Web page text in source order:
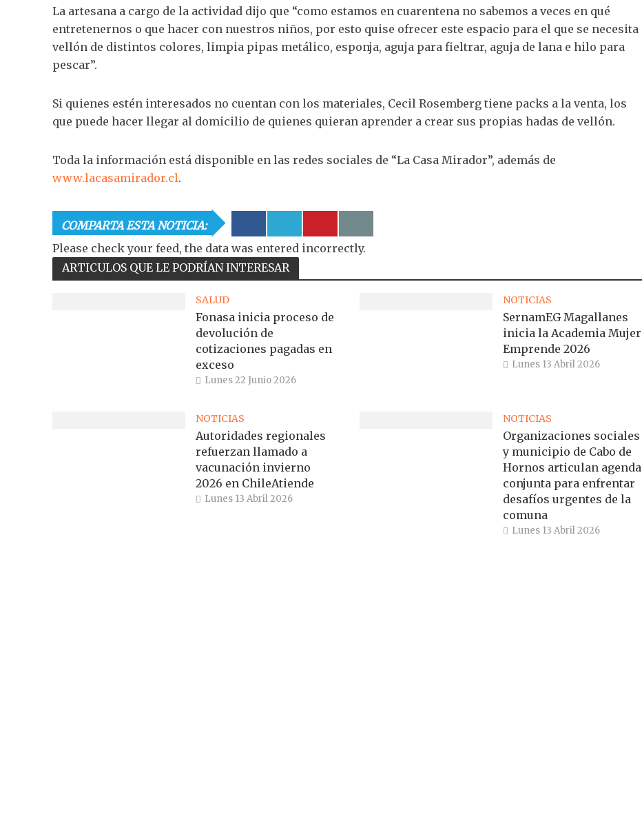
La artesana a cargo de la actividad dijo que “como estamos en cuarentena no sabemos a veces en qué
entretenernos o que hacer con nuestros niños, por esto quise ofrecer este espacio para el que se necesita
vellón de distintos colores, limpia pipas metálico, esponja, aguja para fieltrar, aguja de lana e hilo para
pescar”.
Si quienes estén interesados no cuentan con los materiales, Cecil Rosemberg tiene packs a la venta, los
que puede hacer llegar al domicilio de quienes quieran aprender a crear sus propias hadas de vellón.
Toda la información está disponible en las redes sociales de “La Casa Mirador”, además de
www.lacasamirador.cl.
COMPARTA ESTA NOTICIA:
Please check your feed, the data was entered incorrectly.
ARTICULOS QUE LE PODRÍAN INTERESAR
SALUD
Fonasa inicia proceso de
devolución de
cotizaciones pagadas en
exceso
Lunes 22 Junio 2026
NOTICIAS
SernamEG Magallanes
inicia la Academia Mujer
Emprende 2026
Lunes 13 Abril 2026
NOTICIAS
Autoridades regionales
refuerzan llamado a
vacunación invierno
2026 en ChileAtiende
Lunes 13 Abril 2026
NOTICIAS
Organizaciones sociales
y municipio de Cabo de
Hornos articulan agenda
conjunta para enfrentar
desafíos urgentes de la
comuna
Lunes 13 Abril 2026